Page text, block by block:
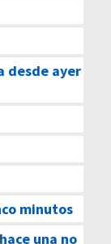
desde ayer
minutos
una no